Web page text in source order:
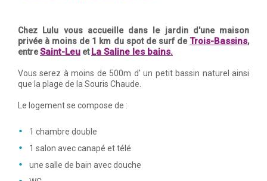
Chez Lulu vous accueille dans le jardin d'une maison
privée à moins de 1 km du spot de surf deTrois-Bassins,
entreSaint-Leu etLa Saline les bains.
Vous serez à moins de 500m d' un petit bassin naturel ainsi
que la plage de la Souris Chaude.
Le logement se compose de :
1 chambre double
1 salon avec canapé et télé
une salle de bain avec douche